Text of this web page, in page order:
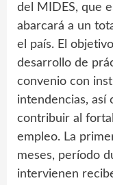
del MIDES, que
abarcará a un
el país. El
desarrollo de
convenio con
intendencias, así
contribuir al
empleo. La
meses, período
intervienen